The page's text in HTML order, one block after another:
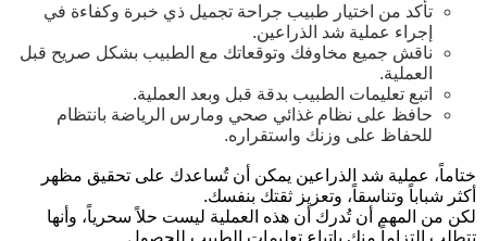
تأكد من اختيار طبيب جراحة تجميل ذي خبرة وكفاءة في
إجراء عملية شد الذراعين.
ناقش جميع مخاوفك وتوقعاتك مع الطبيب بشكل صريح قبل
العملية.
اتبع تعليمات الطبيب بدقة قبل وبعد العملية.
حافظ على نظام غذائي صحي ومارس الرياضة بانتظام
للحفاظ على وزنك واستقراره.
ختاماً، عملية شد الذراعين يمكن أن تُساعدك على تحقيق مظهر
أكثر شباباً وتناسقاً، وتعزيز ثقتك بنفسك.
لكن من المهم أن تُدرك أن هذه العملية ليست حلاً سحرياً، وأنها
تتطلب
التزاماً منك باتباع تعليمات الطبيب للحصول